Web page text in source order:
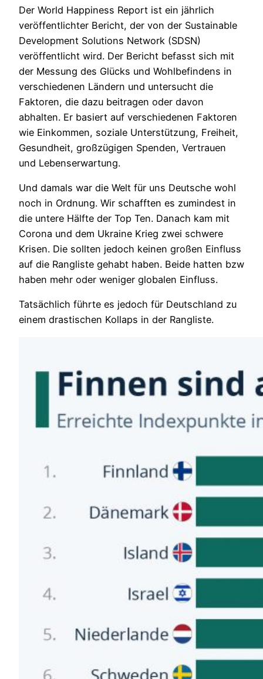
Der World Happiness Report ist ein jährlich
veröffentlichter Bericht, der von der Sustainable
Development Solutions Network (SDSN)
veröffentlicht wird. Der Bericht befasst sich mit
der Messung des Glücks und Wohlbefindens in
verschiedenen Ländern und untersucht die
Faktoren, die dazu beitragen oder davon
abhalten. Er basiert auf verschiedenen Faktoren
wie Einkommen, soziale Unterstützung, Freiheit,
Gesundheit, großzügigen Spenden, Vertrauen
und Lebenserwartung.
Und damals war die Welt für uns Deutsche wohl
noch in Ordnung. Wir schafften es zumindest in
die untere Hälfte der Top Ten. Danach kam mit
Corona und dem Ukraine Krieg zwei schwere
Krisen. Die sollten jedoch keinen großen Einfluss
auf die Rangliste gehabt haben. Beide hatten bzw
haben mehr oder weniger globalen Einfluss.
Tatsächlich führte es jedoch für Deutschland zu
einem drastischen Kollaps in der Rangliste.